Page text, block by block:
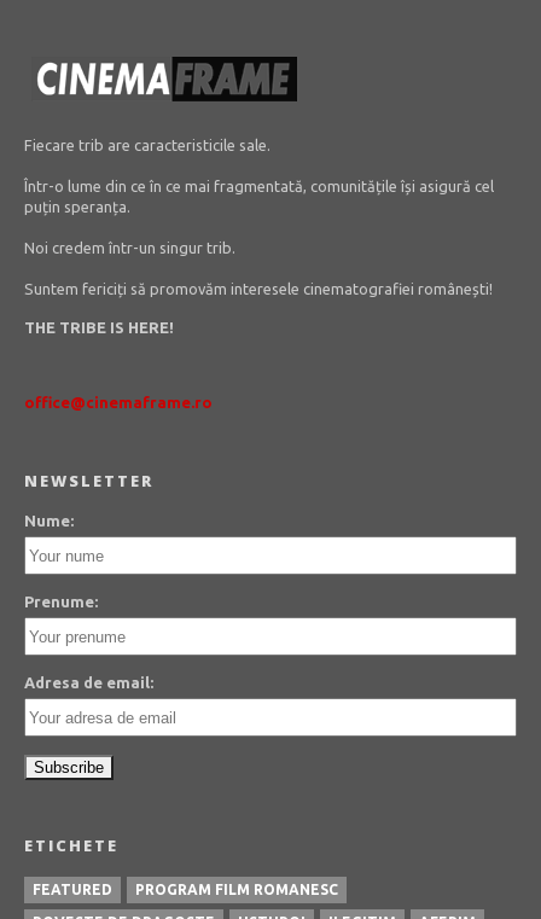
Fiecare trib are caracteristicile sale.
Într-o lume din ce în ce mai fragmentată, comunitățile își asigură cel
puțin speranța.
Noi credem într-un singur trib.
Suntem fericiți să promovăm interesele cinematografiei românești!
THE TRIBE IS HERE!
office@cinemaframe.ro
NEWSLETTER
Nume:
Prenume:
Adresa de email:
ETICHETE
FEATURED PROGRAM FILM ROMANESC